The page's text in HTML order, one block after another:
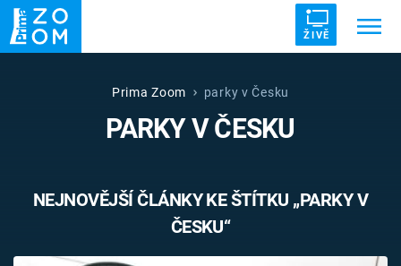
ŽIVĚ
ZRÁDCI UFO DRUHÁ SVĚTOVÁ VÁLKA
VETŘELCI DÁVNOVĚKU
Prima Zoom parky v Česku
PARKY V ČESKU
NEJNOVĚJŠÍ ČLÁNKY KE ŠTÍTKU „PARKY V
ČESKU“